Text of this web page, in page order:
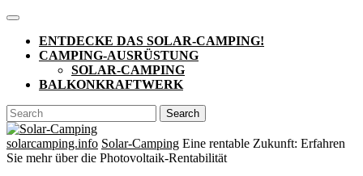
Skip
content
Open
ButtonENTDECKE DAS SOLAR-CAMPING!
CAMPING-AUSRÜSTUNG
SOLAR-CAMPING
BALKONKRAFTWERK
CLOSE
BUTTON
Search
for:
solarcamping.info Solar-Camping Eine rentable Zukunft: Erfahren
Sie mehr über die Photovoltaik-Rentabilität